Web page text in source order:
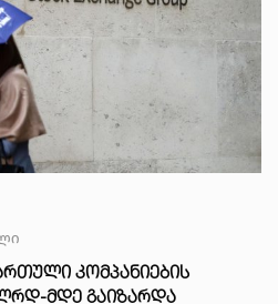
ᲙᲝᲛᲞᲐᲜᲘᲔᲑᲘᲡ
ᲛᲓᲔ ᲒᲐᲘᲖᲐᲠᲓᲐ